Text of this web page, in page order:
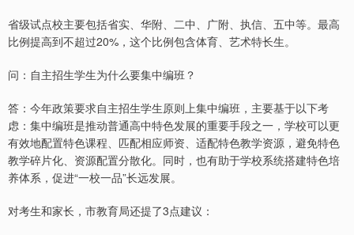
省级试点校主要包括省实、华附、二中、广附、执信、五中等。最高
比例提高到不超过20%，这个比例包含体育、艺术特长生。
问：自主招生学生为什么要集中编班？
答：今年政策要求自主招生学生原则上集中编班，主要基于以下考
虑：集中编班是推动普通高中特色发展的重要手段之一，学校可以更
有效地配置特色课程、匹配相应师资、适配特色教学资源，避免特色
教学碎片化、资源配置分散化。同时，也有助于学校系统搭建特色培
养体系，促进“一校一品”长远发展。
对考生和家长，市教育局还提了3点建议：